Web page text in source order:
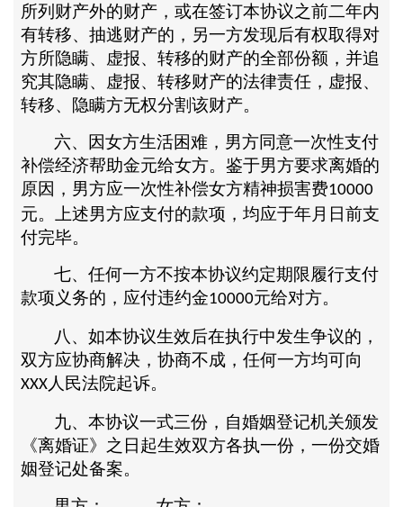
所列财产外的财产，或在签订本协议之前二年内
有转移、抽逃财产的，另一方发现后有权取得对
方所隐瞒、虚报、转移的财产的全部份额，并追
究其隐瞒、虚报、转移财产的法律责任，虚报、
转移、隐瞒方无权分割该财产。
六、因女方生活困难，男方同意一次性支付
补偿经济帮助金元给女方。鉴于男方要求离婚的
原因，男方应一次性补偿女方精神损害费10000
元。上述男方应支付的款项，均应于年月日前支
付完毕。
七、任何一方不按本协议约定期限履行支付
款项义务的，应付违约金10000元给对方。
八、如本协议生效后在执行中发生争议的，
双方应协商解决，协商不成，任何一方均可向
XXX 人民法院起诉。
九、本协议一式三份，自婚姻登记机关颁发
《离婚证》之日起生效双方各执一份，一份交婚
姻登记处备案。